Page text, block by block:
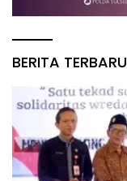
BERITA TERBARU